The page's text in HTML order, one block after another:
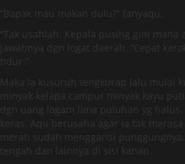
“Bapak mau makan dulu?” tanyaqu.
“Tak usahlah. Kepala pusing gini mana
jawabnya dgn logat daerah, “Cepat
tidur.”
Maka ia kusuruh tengkurap lalu mulai
minyak kelapa campur minyak kayu
dgn uang logam lima puluhan yg halus.
keras. Aqu berusaha agar ia tak merasa
merah sudah menggarisi
tengah dan lainnya di sisi kanan.